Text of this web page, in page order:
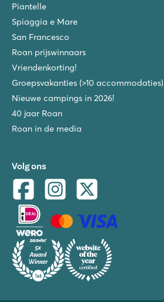
Piantelle
Spiaggia e Mare
San Francesco
Roan prijswinnaars
Vriendenkorting!
Groepsvakanties (>10 accommodaties)
Nieuwe campings in 2026!
40 jaar Roan
Roan in de media
Volg ons